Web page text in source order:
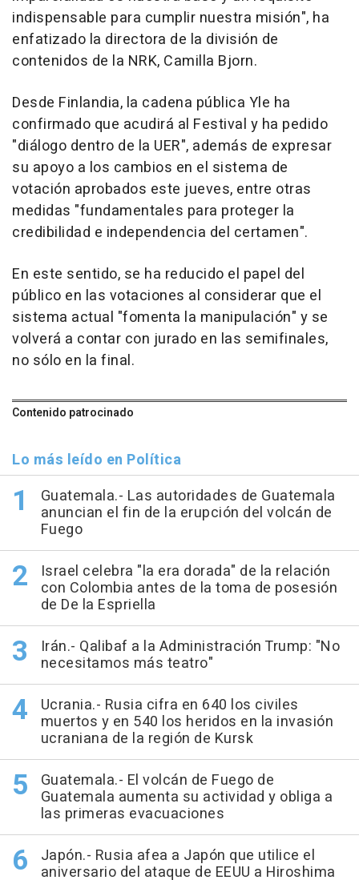
indispensable para cumplir nuestra misión", ha
enfatizado la directora de la división de
contenidos de la NRK, Camilla Bjorn.
Desde Finlandia, la cadena pública Yle ha
confirmado que acudirá al Festival y ha pedido
"diálogo dentro de la UER", además de expresar
su apoyo a los cambios en el sistema de
votación aprobados este jueves, entre otras
medidas "fundamentales para proteger la
credibilidad e independencia del certamen".
En este sentido, se ha reducido el papel del
público en las votaciones al considerar que el
sistema actual "fomenta la manipulación" y se
volverá a contar con jurado en las semifinales,
no sólo en la final.
Contenido patrocinado
Lo más leído en Política
Guatemala.- Las autoridades de Guatemala
anuncian el fin de la erupción del volcán de
Fuego
Israel celebra "la era dorada" de la relación
con Colombia antes de la toma de posesión
de De la Espriella
Irán.- Qalibaf a la Administración Trump: "No
necesitamos más teatro"
Ucrania.- Rusia cifra en 640 los civiles
muertos y en 540 los heridos en la invasión
ucraniana de la región de Kursk
Guatemala.- El volcán de Fuego de
Guatemala aumenta su actividad y obliga a
las primeras evacuaciones
Japón.- Rusia afea a Japón que utilice el
aniversario del ataque de EEUU a Hiroshima